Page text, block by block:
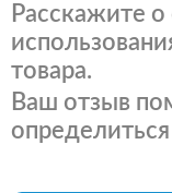
Расскажите
товара.
Ваш отзыв